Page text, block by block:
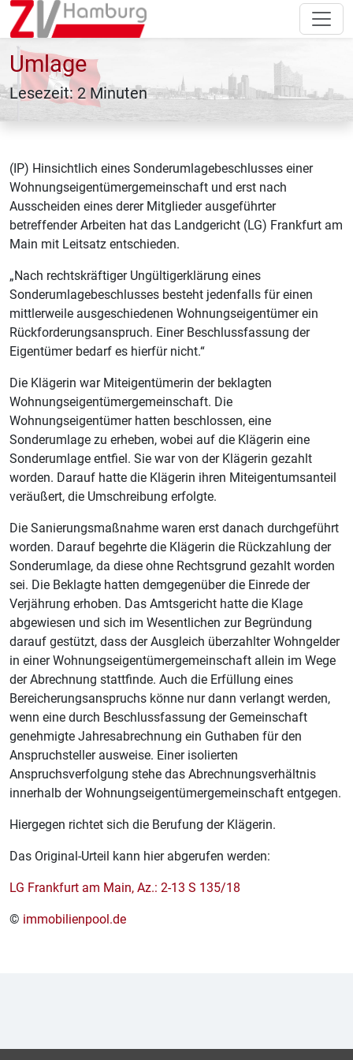
Umlage
Lesezeit: 2 Minuten
(IP) Hinsichtlich eines Sonderumlagebeschlusses einer
Wohnungseigentümergemeinschaft und erst nach
Ausscheiden eines derer Mitglieder ausgeführter
betreffender Arbeiten hat das Landgericht (LG) Frankfurt am
Main mit Leitsatz entschieden.
„Nach rechtskräftiger Ungültigerklärung eines
Sonderumlagebeschlusses besteht jedenfalls für einen
mittlerweile ausgeschiedenen Wohnungseigentümer ein
Rückforderungsanspruch. Einer Beschlussfassung der
Eigentümer bedarf es hierfür nicht.“
Die Klägerin war Miteigentümerin der beklagten
Wohnungseigentümergemeinschaft. Die
Wohnungseigentümer hatten beschlossen, eine
Sonderumlage zu erheben, wobei auf die Klägerin eine
Sonderumlage entfiel. Sie war von der Klägerin gezahlt
worden. Darauf hatte die Klägerin ihren Miteigentumsanteil
veräußert, die Umschreibung erfolgte.
Die Sanierungsmaßnahme waren erst danach durchgeführt
worden. Darauf begehrte die Klägerin die Rückzahlung der
Sonderumlage, da diese ohne Rechtsgrund gezahlt worden
sei. Die Beklagte hatten demgegenüber die Einrede der
Verjährung erhoben. Das Amtsgericht hatte die Klage
abgewiesen und sich im Wesentlichen zur Begründung
darauf gestützt, dass der Ausgleich überzahlter Wohngelder
in einer Wohnungseigentümergemeinschaft allein im Wege
der Abrechnung stattfinde. Auch die Erfüllung eines
Bereicherungsanspruchs könne nur dann verlangt werden,
wenn eine durch Beschlussfassung der Gemeinschaft
genehmigte Jahresabrechnung ein Guthaben für den
Anspruchsteller ausweise. Einer isolierten
Anspruchsverfolgung stehe das Abrechnungsverhältnis
innerhalb der Wohnungseigentümergemeinschaft entgegen.
Hiergegen richtet sich die Berufung der Klägerin.
Das Original-Urteil kann hier abgerufen werden:
LG Frankfurt am Main, Az.: 2-13 S 135/18
© immobilienpool.de